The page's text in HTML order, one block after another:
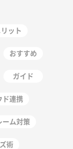
ット
おすすめ
ガイド
ド連携
ーム対策
術